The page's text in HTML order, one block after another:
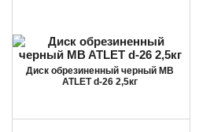
Диск обрезиненный черный MB
ATLET d-26 2,5кг